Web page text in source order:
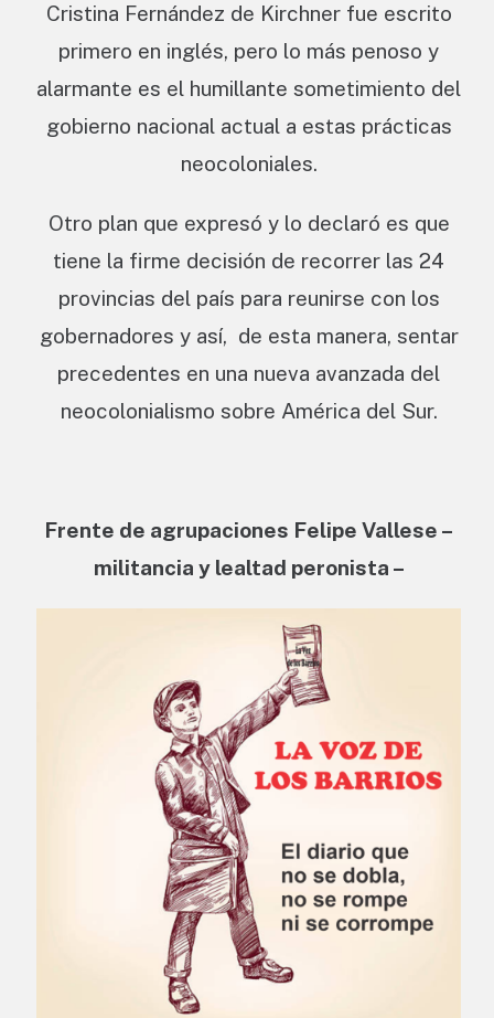
Cristina Fernández de Kirchner fue escrito
primero en inglés, pero lo más penoso y
alarmante es el humillante sometimiento del
gobierno nacional actual a estas prácticas
neocoloniales.
Otro plan que expresó y lo declaró es que
tiene la firme decisión de recorrer las 24
provincias del país para reunirse con los
gobernadores y así, de esta manera, sentar
precedentes en una nueva avanzada del
neocolonialismo sobre América del Sur.
Frente de agrupaciones Felipe Vallese –
militancia y lealtad peronista –